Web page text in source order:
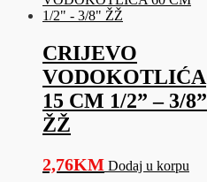
CRIJEVO
VODOKOTLIĆA
15 CM 1/2” – 3/8”
ŽŽ
2,76KM Dodaj u korpu